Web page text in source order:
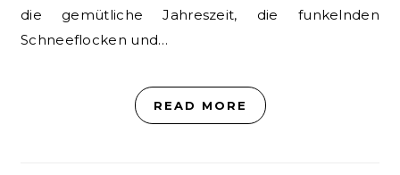
die gemütliche Jahreszeit, die funkelnden
Schneeflocken und…
READ MORE